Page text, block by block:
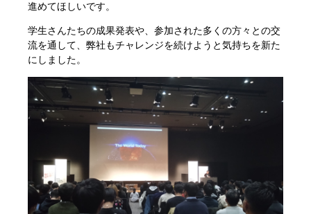
進めてほしいです。
学生さんたちの成果発表や、参加された多くの方々との交
流を通して、弊社もチャレンジを続けようと気持ちを新た
にしました。